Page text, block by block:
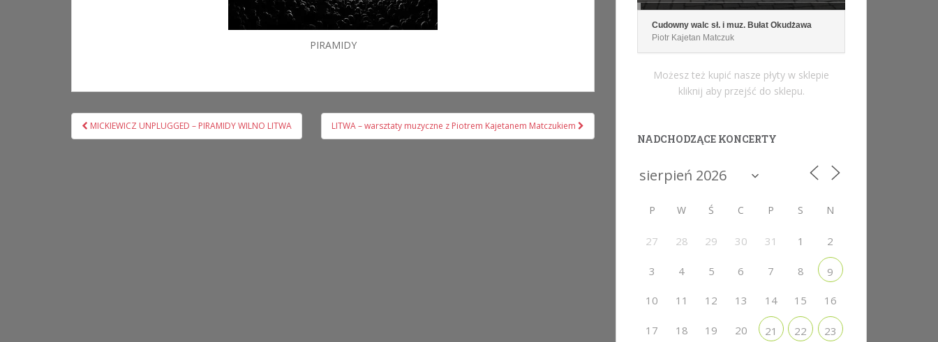
PIRAMIDY
Nawigacja
wpisu
MICKIEWICZ UNPLUGGED – PIRAMIDY WILNO LITWA LITWA – warsztaty muzyczne z Piotrem Kajetanem Matczukiem
Cudowny walc sł. i muz. Bułat Okudżawa
Piotr Kajetan Matczuk
Możesz też kupić nasze płyty w sklepie
kliknij aby przejść do sklepu.
NADCHODZĄCE KONCERTY
P W Ś C P S N
27 28 29 30 31 1 2
3 4 5 6 7 8 9
10 11 12 13 14 15 16
17 18 19 20 21 22 23